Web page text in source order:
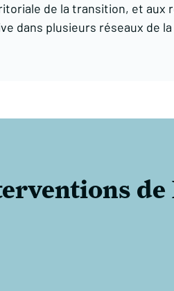
de la transition, et aux
dans plusieurs réseaux de